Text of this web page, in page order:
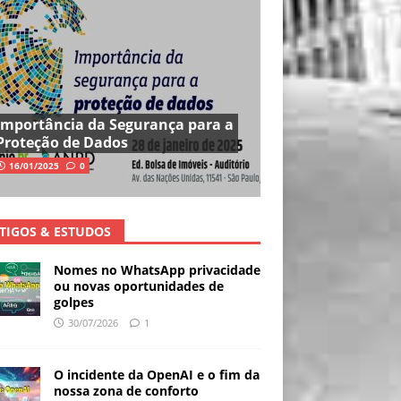
da Segurança para a
de Dados
16/01/2025 0
& ESTUDOS
Nomes no WhatsApp privacidade
ou novas oportunidades de
golpes
30/07/2026 1
O incidente da OpenAI e o fim da
nossa zona de conforto